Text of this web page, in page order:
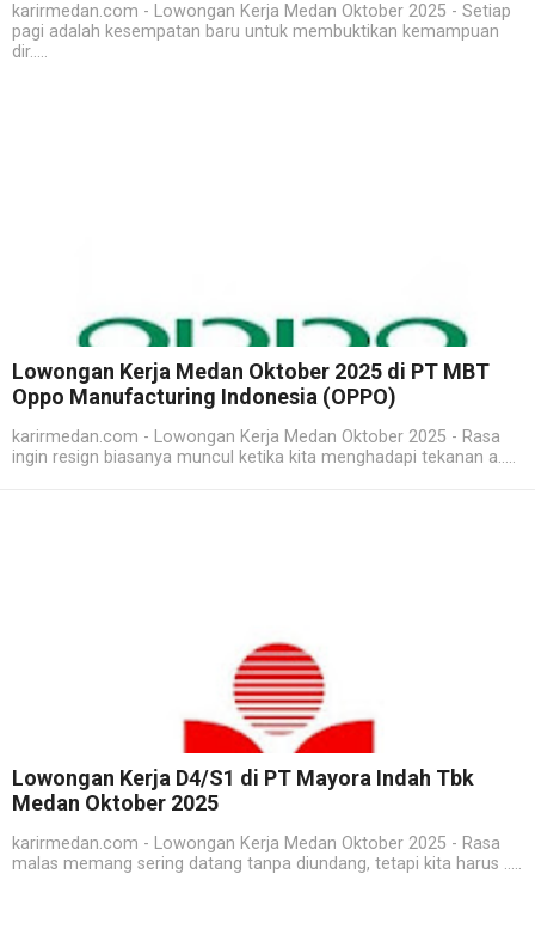
karirmedan.com - Lowongan Kerja Medan Oktober 2025 - Setiap
pagi adalah kesempatan baru untuk membuktikan kemampuan
dir.....
Lowongan Kerja Medan Oktober 2025 di PT MBT
Oppo Manufacturing Indonesia (OPPO)
karirmedan.com - Lowongan Kerja Medan Oktober 2025 - Rasa
ingin resign biasanya muncul ketika kita menghadapi tekanan a.....
Lowongan Kerja D4/S1 di PT Mayora Indah Tbk
Medan Oktober 2025
karirmedan.com - Lowongan Kerja Medan Oktober 2025 - Rasa
malas memang sering datang tanpa diundang, tetapi kita harus .....